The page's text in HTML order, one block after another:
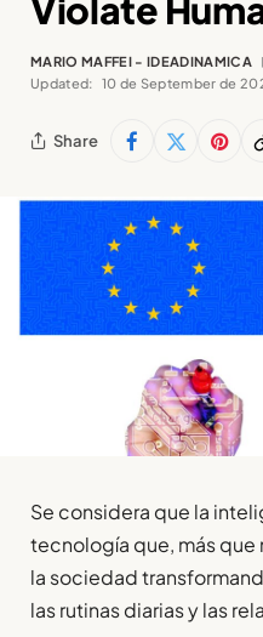
MARIO MAFFEI - IDEADINAMICA
Updated:
10 de September de
Share
Se considera que la
tecnología que, más que
la sociedad
las rutinas diarias y las